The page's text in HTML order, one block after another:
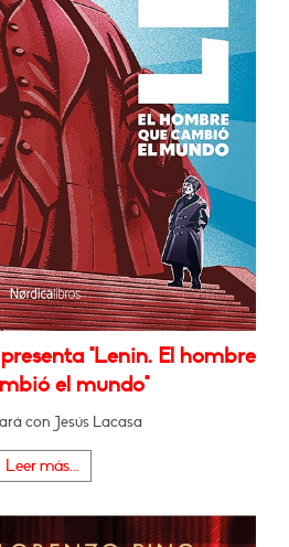
"Lenin. El hombre
el mundo"
con Jesús Lacasa
Leer más...